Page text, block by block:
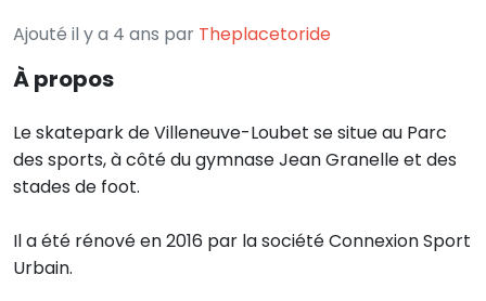
Ajouté il y a 4 ans par Theplacetoride
À propos
Le skatepark de Villeneuve-Loubet se situe au Parc
des sports, à côté du gymnase Jean Granelle et des
stades de foot.
Il a été rénové en 2016 par la société Connexion Sport
Urbain.